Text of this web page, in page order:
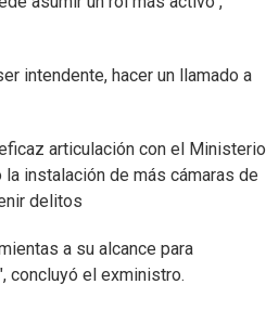
intendente, hacer un llamado a
articulación con el Ministerio
instalación de más cámaras de
delitos
a su alcance para
concluyó el exministro.